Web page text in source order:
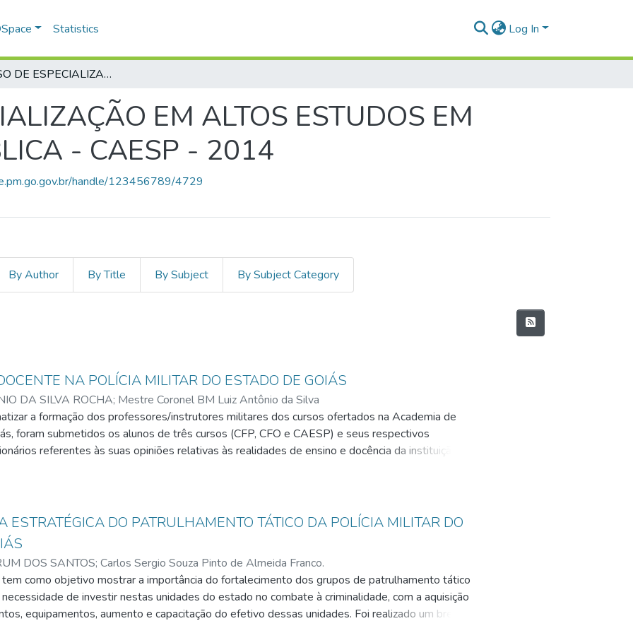
Statistics Log In
CURSO DE ESPECIALIZAÇÃO EM ALTOS ESTUDOS EM SEGURANÇA PÚBLICA - CAESP - 2014
EM ALTOS ESTUDOS EM
- CAESP - 2014
handle/123456789/4729
By Author By Title By Subject By Subject Category
NA POLÍCIA MILITAR DO ESTADO DE GOIÁS
DA SILVA ROCHA; Mestre Coronel BM Luiz Antônio da Silva
a formação dos professores/instrutores militares dos cursos ofertados na Academia de
foram submetidos os alunos de três cursos (CFP, CFO e CAESP) e seus respectivos
referentes às suas opiniões relativas às realidades de ensino e docência da instituição.
interpretados a partir de teóricos da educação brasileira e expostos em gráficos e
e, além disso, a ausência de rigor na escolha profissional, aliada à falta de incentivos à
e especialização na área de docência para seus professores /instrutores.
ESTRATÉGICA DO PATRULHAMENTO TÁTICO DA POLÍCIA MILITAR DO
DOS SANTOS; Carlos Sergio Souza Pinto de Almeida Franco.
como objetivo mostrar a importância do fortalecimento dos grupos de patrulhamento tático
de investir nestas unidades do estado no combate à criminalidade, com a aquisição
equipamentos, aumento e capacitação do efetivo dessas unidades. Foi realizado um breve